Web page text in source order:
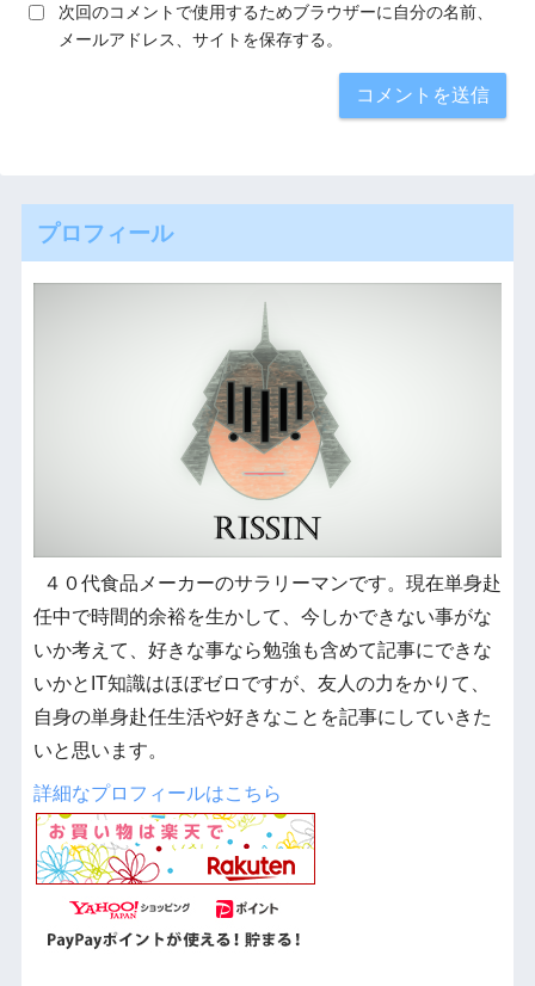
次回のコメントで使用するためブラウザーに自分の名前、
メールアドレス、サイトを保存する。
プロフィール
４０代食品メーカーのサラリーマンです。現在単身赴
任中で時間的余裕を生かして、今しかできない事がな
いか考えて、好きな事なら勉強も含めて記事にできな
いかとIT知識はほぼゼロですが、友人の力をかりて、
自身の単身赴任生活や好きなことを記事にしていきた
いと思います。
詳細なプロフィールはこちら